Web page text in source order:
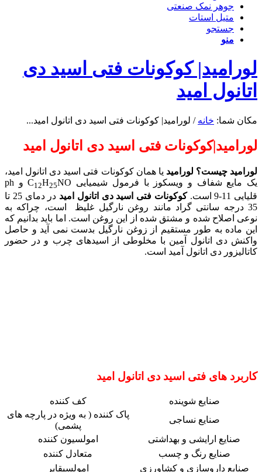
جوهر نمک صنعتی
متیل استات
جستجو
منو
لورامید| کوکونات فتی اسید دی
اتانول امید
مکان شما: خانه / لورامید| کوکونات فتی اسید دی اتانول امید...
لورامید|کوکونات فتی اسید دی اتانول امید
لورامید چیست؟ لورامید یا همان کوکونات فتی اسید دی اتانول امید،
یک مایع شفاف و ویسکوز با فرمول شیمیایی C
12H25
NO و ph
قلیایی 11-9 است.
کوکونات فتی اسید دی اتانول امید
در دمای 25 تا
35 درجه سانتی گراد مانند روغن نارگیل غلیظ است، چراکه به
نوعی اصلاح شده و مشتق شده از این روغن است. اما باید بدانیم که
این ماده به طور مستقیم از زوغن نارگیل بدست نمی آید و حاصل
واکنش دی اتانول آمین با مخلوطی از اسیدهای چرب و در حضور
کاتالیزور دی اتانول آمید است.
کاربرد های فتی اسید دی اتانول امید
صنایع شوینده
کف کننده
صنایع نساجی
پاک کننده ( به ویژه در پارچه های
پشمی)
صنایع ارایشی و بهداشتی
امولسیون کننده
صنایع رنگ و چسب
متعادل کننده
صنایع داروسازی و کشاورزی
امولسیقایر